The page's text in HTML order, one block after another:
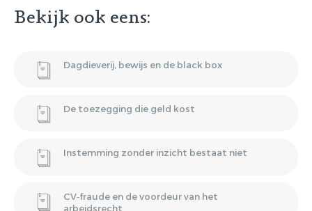
Bekijk ook eens:
Dagdieverij, bewijs en de black box
De toezegging die geld kost
Instemming zonder inzicht bestaat niet
CV‑fraude en de voordeur van het
arbeidsrecht
ontvangen
Lorem ipsum dolor sit amet,
vestibulum massa. Fusce eu lacinia